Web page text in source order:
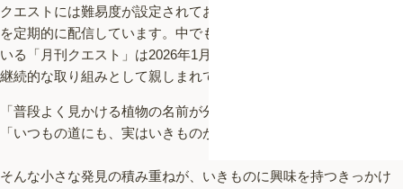
クエストには難易度が設定されており、幅広いテーマのクエスト
を定期的に配信しています。中でも、2020年4月から毎月開催して
いる「月刊クエスト」は2026年1月に第70回を迎え、長期にわたる
継続的な取り組みとして親しまれています。
「普段よく見かける植物の名前が分かったら」
「いつもの道にも、実はいきものがいると気づいたら」
そんな小さな発見の積み重ねが、いきものに興味を持つきっかけ